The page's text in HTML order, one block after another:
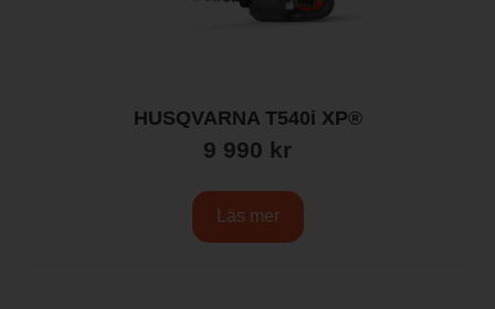
HUSQVARNA T540i XP®
9 990 kr
Läs mer